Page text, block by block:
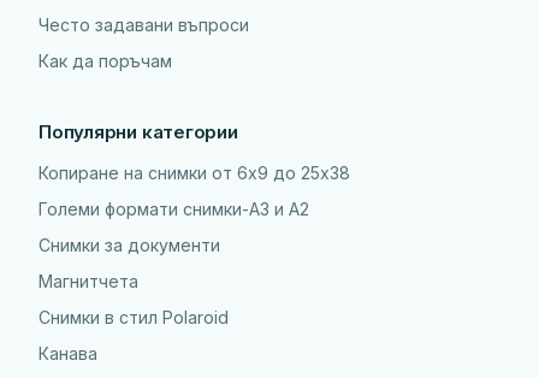
Често задавани въпроси
Как да поръчам
Популярни категории
Копиране на снимки от 6x9 до 25х38
Големи формати снимки-А3 и А2
Снимки за документи
Магнитчета
Снимки в стил Polaroid
Канава